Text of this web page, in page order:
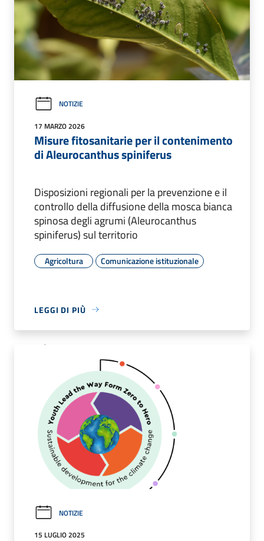
NOTIZIE
17 MARZO 2026
Misure fitosanitarie per il contenimento
di Aleurocanthus spiniferus
Disposizioni regionali per la prevenzione e il
controllo della diffusione della mosca bianca
spinosa degli agrumi (Aleurocanthus
spiniferus) sul territorio
Agricoltura Comunicazione istituzionale
LEGGI DI PIÙ
NOTIZIE
15 LUGLIO 2025